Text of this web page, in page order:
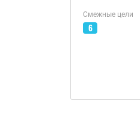
Смежные цели
6